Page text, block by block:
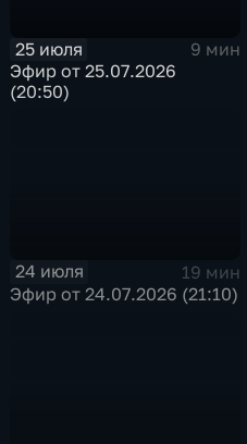
25 июля
9 мин
Эфир от 25.07.2026
(20:50)
24 июля
19 мин
Эфир от 24.07.2026 (21:10)